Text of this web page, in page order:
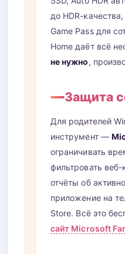
до HDR-
Game Pass для
Home даёт всё
не нужно,
Защита
Для родителей
инструмент —
ограничивать
фильтровать
отчёты об
приложение на
Store. Всё это
сайт Microsoft